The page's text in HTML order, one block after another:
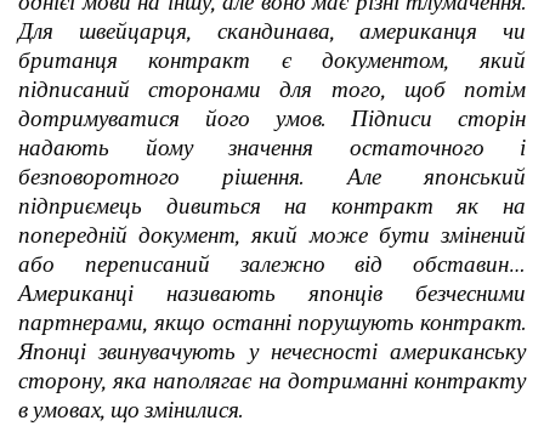
Для швейцарця, скандинава, американця чи
британця контракт є документом, який
підписаний сторонами для того, щоб потім
дотримуватися його умов. Підписи сторін
надають йому значення остаточного і
безповоротного рішення. Але японський
підприємець дивиться на контракт як на
попередній документ, який може бути змінений
або переписаний залежно від обставин…
Американці називають японців безчесними
партнерами, якщо останні порушують контракт.
Японці звинувачують у нечесності американську
сторону, яка наполягає на дотриманні контракту
в умовах, що змінилися.